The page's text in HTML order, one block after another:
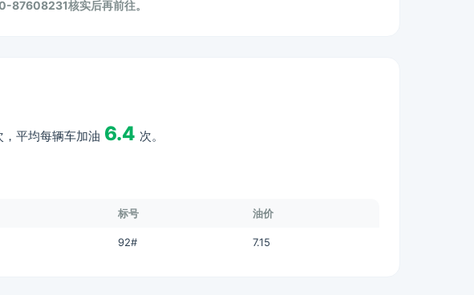
87608231核实后再前往。
，平均每辆车加油 6.4 次。
标号 油价
92# 7.15